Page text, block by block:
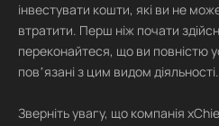
інвестувати кошти, які ви не
втратити. Перш ніж почати
переконайтеся, що ви повністю
повʼязані з цим видом діяльності.
Зверніть увагу, що компанія